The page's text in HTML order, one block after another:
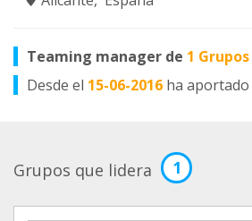
Teaming manager de 1 Grupos
Desde el 15-06-2016 ha aportado
Grupos que lidera 1